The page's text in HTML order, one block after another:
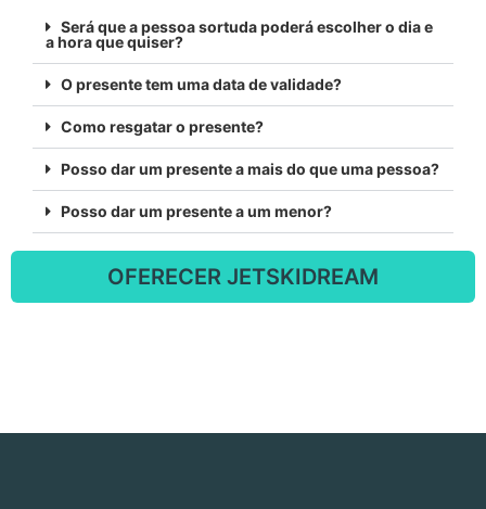
Será que a pessoa sortuda poderá escolher o dia e
a hora que quiser?
O presente tem uma data de validade?
Como resgatar o presente?
Posso dar um presente a mais do que uma pessoa?
Posso dar um presente a um menor?
OFERECER JETSKIDREAM